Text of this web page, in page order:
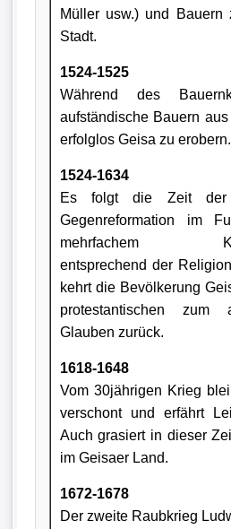
Müller usw.) und Bauern
Stadt.
1524-1525
Während des
aufständische Bauern
erfolglos Geisa zu erobern.
1524-1634
Es folgt die Zeit der
Gegenreformation im
mehrfachem
entsprechend der
kehrt die Bevölkerung
protestantischen zum
Glauben zurück.
1618-1648
Vom 30jährigen Krieg
verschont und erfährt
Auch grasiert in dieser
im Geisaer Land.
1672-1678
Der zweite Raubkrieg